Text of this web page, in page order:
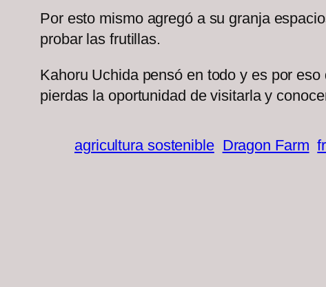
Por esto mismo agregó a su granja
probar las frutillas.
Kahoru Uchida pensó en todo y es por
pierdas la oportunidad de visitarla y
agricultura sostenible Dragon Farm